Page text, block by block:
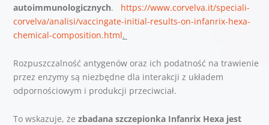
autoimmunologicznych.
https://www.corvelva.it/speciali-
corvelva/analisi/vaccingate-initial-results-on-infanrix-hexa-
chemical-composition.html.
Rozpuszczalność antygenów oraz ich podatność na trawienie
przez enzymy są niezbędne dla interakcji z układem
odpornościowym i produkcji przeciwciał.
To wskazuje, że zbadana szczepionka Infanrix Hexajest